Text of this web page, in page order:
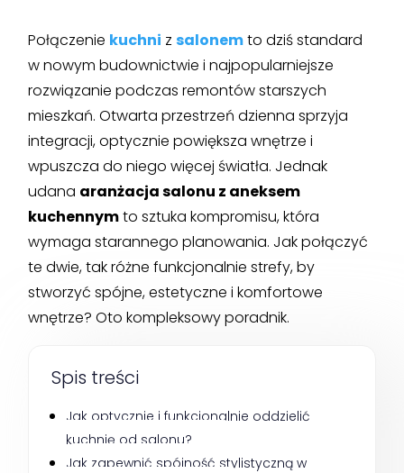
Połączenie kuchni zsalonemto dziś standard
w nowym budownictwie i najpopularniejsze
rozwiązanie podczas remontów starszych
mieszkań. Otwarta przestrzeń dzienna sprzyja
integracji, optycznie powiększa wnętrze i
wpuszcza do niego więcej światła. Jednak
udana aranżacja salonu z aneksem
kuchennymto sztuka kompromisu, która
wymaga starannego planowania. Jak połączyć
te dwie, tak różne funkcjonalnie strefy, by
stworzyć spójne, estetyczne i komfortowe
wnętrze? Oto kompleksowy poradnik.
Spis treści
Jak optycznie i funkcjonalnie oddzielić
kuchnię od salonu?
Jak zapewnić spójność stylistyczną w